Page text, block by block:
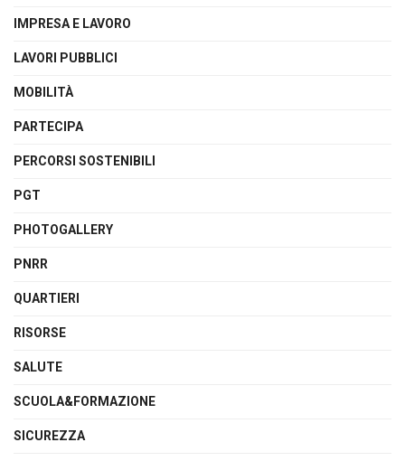
IMPRESA E LAVORO
LAVORI PUBBLICI
MOBILITÀ
PARTECIPA
PERCORSI SOSTENIBILI
PGT
PHOTOGALLERY
PNRR
QUARTIERI
RISORSE
SALUTE
SCUOLA&FORMAZIONE
SICUREZZA